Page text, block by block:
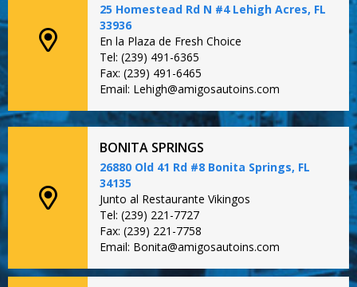
25 Homestead Rd N #4 Lehigh Acres, FL
33936
En la Plaza de Fresh Choice
Tel: (239) 491-6365
Fax: (239) 491-6465
Email: Lehigh@amigosautoins.com
BONITA SPRINGS
26880 Old 41 Rd #8 Bonita Springs, FL
34135
Junto al Restaurante Vikingos
Tel: (239) 221-7727
Fax: (239) 221-7758
Email: Bonita@amigosautoins.com